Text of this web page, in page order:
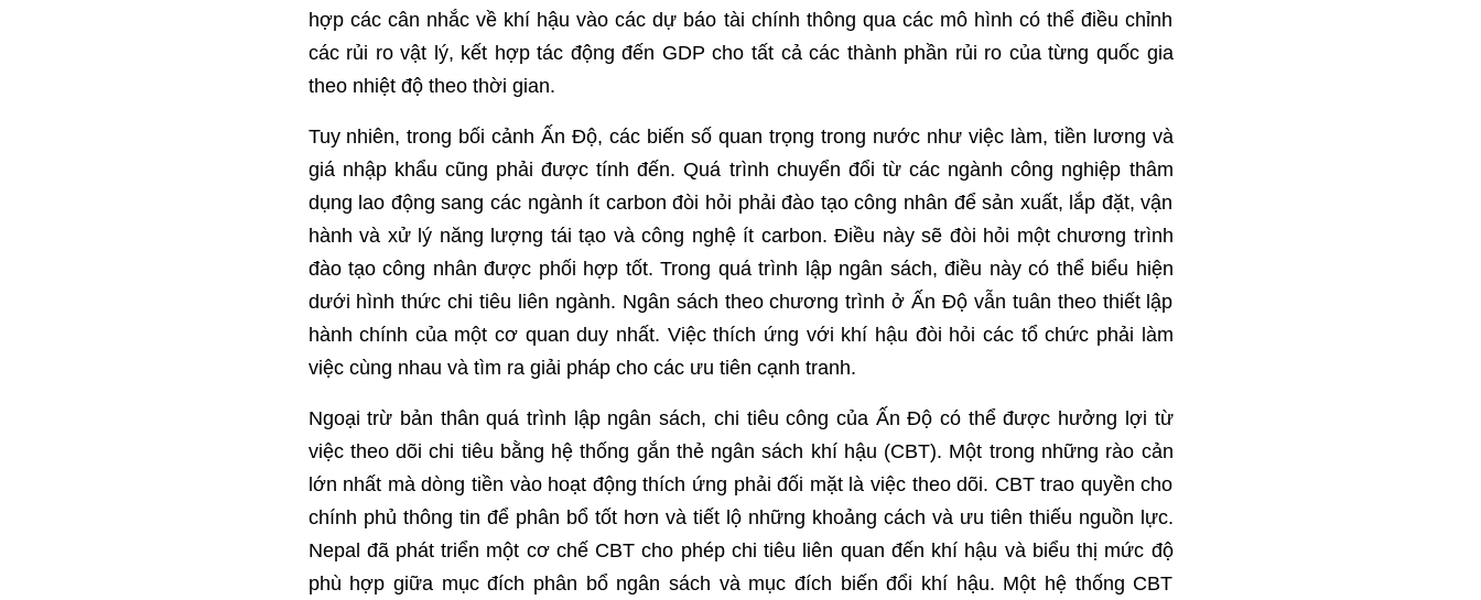
hợp các cân nhắc về khí hậu vào các dự báo tài chính thông qua các mô hình có thể điều chỉnh
các rủi ro vật lý, kết hợp tác động đến GDP cho tất cả các thành phần rủi ro của từng quốc gia
theo nhiệt độ theo thời gian.
Tuy nhiên, trong bối cảnh Ấn Độ, các biến số quan trọng trong nước như việc làm, tiền lương và
giá nhập khẩu cũng phải được tính đến. Quá trình chuyển đổi từ các ngành công nghiệp thâm
dụng lao động sang các ngành ít carbon đòi hỏi phải đào tạo công nhân để sản xuất, lắp đặt, vận
hành và xử lý năng lượng tái tạo và công nghệ ít carbon. Điều này sẽ đòi hỏi một chương trình
đào tạo công nhân được phối hợp tốt. Trong quá trình lập ngân sách, điều này có thể biểu hiện
dưới hình thức chi tiêu liên ngành. Ngân sách theo chương trình ở Ấn Độ vẫn tuân theo thiết lập
hành chính của một cơ quan duy nhất. Việc thích ứng với khí hậu đòi hỏi các tổ chức phải làm
việc cùng nhau và tìm ra giải pháp cho các ưu tiên cạnh tranh.
Ngoại trừ bản thân quá trình lập ngân sách, chi tiêu công của Ấn Độ có thể được hưởng lợi từ
việc theo dõi chi tiêu bằng hệ thống gắn thẻ ngân sách khí hậu (CBT). Một trong những rào cản
lớn nhất mà dòng tiền vào hoạt động thích ứng phải đối mặt là việc theo dõi. CBT trao quyền cho
chính phủ thông tin để phân bổ tốt hơn và tiết lộ những khoảng cách và ưu tiên thiếu nguồn lực.
Nepal đã phát triển một cơ chế CBT cho phép chi tiêu liên quan đến khí hậu và biểu thị mức độ
phù hợp giữa mục đích phân bổ ngân sách và mục đích biến đổi khí hậu. Một hệ thống CBT